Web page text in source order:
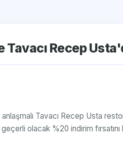
Tavacı Recep
Tavacı Recep Usta
olacak %20 indirim